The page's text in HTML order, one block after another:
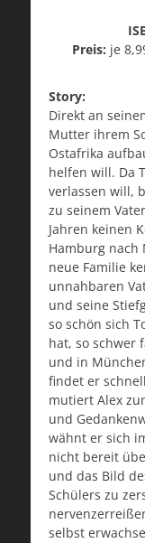
Preis: je
Story:
Direkt an
Mutter ihrem
Ostafrika
helfen will. Da
verlassen will,
zu seinem
Jahren keinen
Hamburg
neue Familie
unnahbaren
und seine
so schön sich
hat, so schwer
und in
findet er
mutiert Alex
und
wähnt er sich
nicht bereit
und das Bild
Schülers zu
selbst